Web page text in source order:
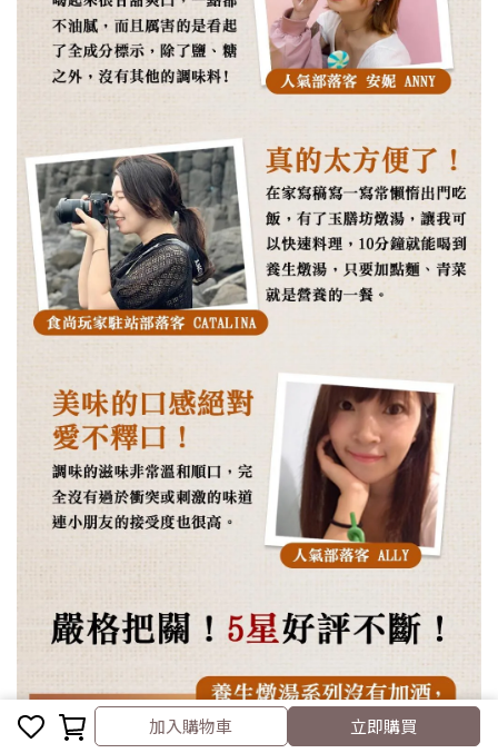
取消 完成
加入購物車 立即購買